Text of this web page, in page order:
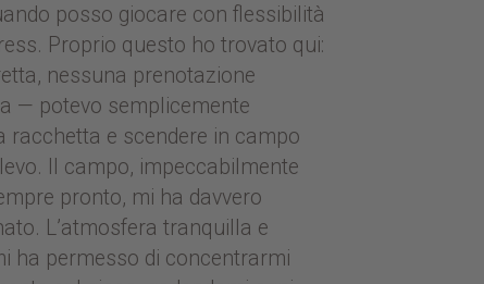
posso giocare con flessibilità
Proprio questo ho trovato qui:
nessuna prenotazione
— potevo semplicemente
racchetta e scendere in campo
Il campo, impeccabilmente
pronto, mi ha davvero
L’atmosfera tranquilla e
ha permesso di concentrarmi